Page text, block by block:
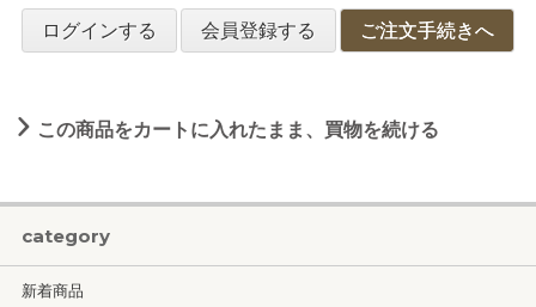
ログインする 会員登録する ご注文手続きへ
この商品をカートに入れたまま、買物を続ける
category
新着商品